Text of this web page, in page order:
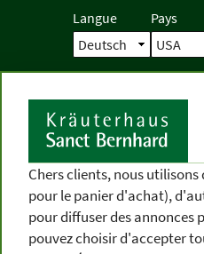
Langue Pays
Accueil
Chers clients, nous
pour le panier d'achat),
pour diffuser des annonces
pouvez choisir d'accepter